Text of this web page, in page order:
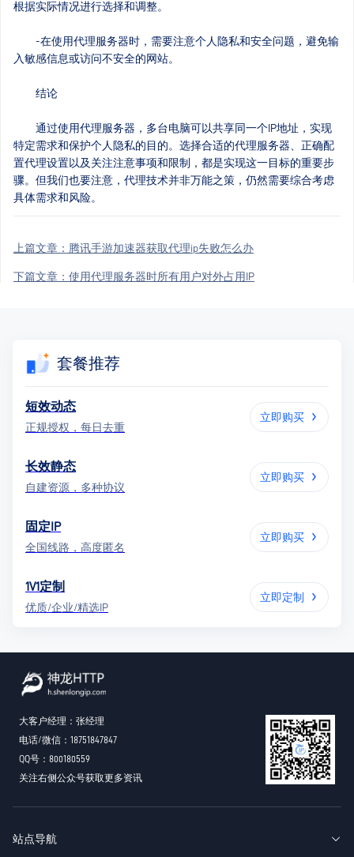
根据实际情况进行选择和调整。
-在使用代理服务器时，需要注意个人隐私和安全问题，避免输
入敏感信息或访问不安全的网站。
结论
通过使用代理服务器，多台电脑可以共享同一个IP地址，实现
特定需求和保护个人隐私的目的。选择合适的代理服务器、正确配
置代理设置以及关注注意事项和限制，都是实现这一目标的重要步
骤。但我们也要注意，代理技术并非万能之策，仍然需要综合考虑
具体需求和风险。
上篇文章： 腾讯手游加速器获取代理ip失败怎么办
下篇文章： 使用代理服务器时所有用户对外占用IP
套餐推荐
短效动态
正规授权，每日去重
立即购买
长效静态
自建资源，多种协议
立即购买
固定IP
全国线路，高度匿名
立即购买
1V1定制
优质/企业/精选IP
立即定制
大客户经理：张经理
电话/微信：18751847847
QQ号：800180559
关注右侧公众号获取更多资讯
站点导航